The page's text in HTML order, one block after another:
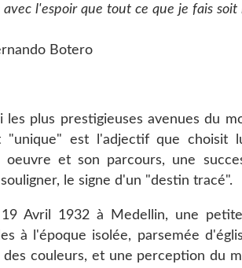
l'espoir que tout ce que je fais soit
plus prestigieuses avenues du
est l'adjectif que choisit
et son parcours, une
le signe d'un "destin tracé".
Avril 1932 à Medellin, une
à l'époque isolée, parsemée
couleurs, et une perception du